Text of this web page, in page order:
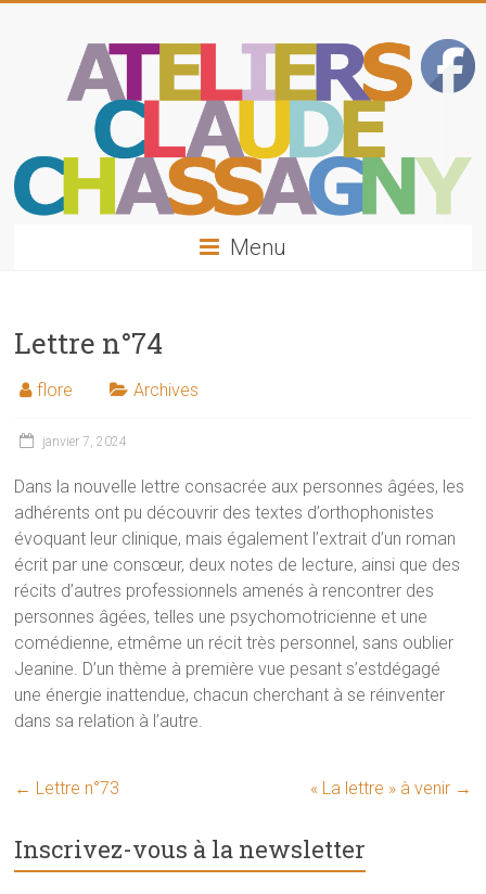
Ateliers
Claude
Chassagny
–
Formations
orthophonistes
Menu
Lettre n°74
flore Archives
janvier 7, 2024
Dans la nouvelle lettre consacrée aux personnes âgées, les
adhérents ont pu découvrir des textes d’orthophonistes
évoquant leur clinique, mais également l’extrait d’un roman
écrit par une consœur, deux notes de lecture, ainsi que des
récits d’autres professionnels amenés à rencontrer des
personnes âgées, telles une psychomotricienne et une
comédienne, etmême un récit très personnel, sans oublier
Jeanine. D’un thème à première vue pesant s’estdégagé
une énergie inattendue, chacun cherchant à se réinventer
dans sa relation à l’autre.
← Lettre n°73 « La lettre » à venir →
Inscrivez-vous à la newsletter